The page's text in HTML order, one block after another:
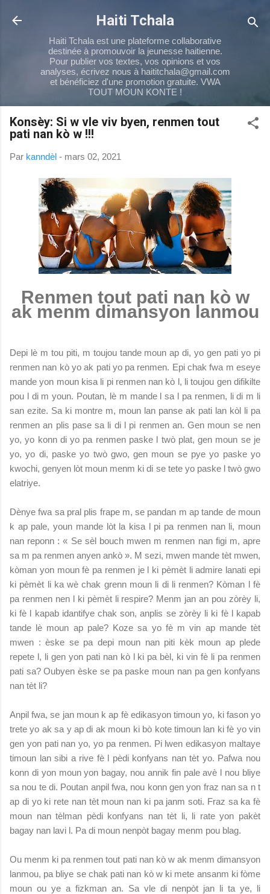
Passer au contenu principal
Haiti Tchala
Haiti Tchala est une plateforme collaborative
destinée à promouvoir la jeunesse haitienne.
Pour publier vos textes, vos opinions et vos
analyses, écrivez nous à haititchala@gmail.com
et bénéficiez d'une promotion gratuite. VWA
TOUT MOUN KONTE !
Konsèy: Si w vle viv byen, renmen tout
pati nan kò w !!!
Par kanndèl - mars 02, 2021
Renmen tout pati nan kò w
ak menm dimansyon lanmou
Depi lè m tou piti, m toujou tande moun ap di, yo gen pati yo pi
renmen nan kò yo ak pati yo pa renmen. Epi chak fwa m eseye
mande yon moun kisa li pi renmen nan kò l, li toujou gen difikilte
pou l di m youn. Poutan, lè m mande l sa l pa renmen, li di m li
san ezite. Sa ki montre m, moun lan panse ak pati lan kòl li pa
renmen an plis pase sa li di l pi renmen an. Gen moun se nen
yo, yo konn di yo pa renmen paske l twò plat, gen moun se je
yo, yo di, paske yo twò gwo, gen moun se pye yo paske yo
kwochi, genyen lòt moun menm ki di se tete yo paske l twò gwo
elatriye.
Dènye fwa sa pral plis frape m, se pandan m ap tande de moun
k ap pale, youn mande lòt la kisa l pi pa renmen nan li, moun
nan reponn : « Se sèl bouch mwen m renmen nan figi m, apre
sa m pa renmen anyen ankò ». M sezi, mwen mande tèt mwen,
kòman yon moun fè pa renmen je l ki pèmèt li admire lanati epi
ki pèmèt li ka wè chak grenn moun li di li renmen? Kòman l fè
pa renmen nen l ki pèmèt li respire? Menm jan an pou zòrèy li,
ki fè l kapab idantifye chak son, anplis se zòrèy li ki fè l kapab
tande lè moun ap pale? Koze sa yo fè m vin ap mande tèt
mwen : èske se pa depi moun nan piti kèk moun ap plede
repete l, li gen yon pati nan kò l ki pa bèl, ki vin fè li pa renmen
pati sa? Oubyen èske se pa paske moun nan pa gen konfyans
nan tèt li?
Anpil fwa, se jan moun k ap fè edikasyon timoun yo, ki fason yo
trete yo ak sa y ap di ak moun ki bò kote timoun lan ki fè yo vin
gen yon pati nan yo, yo pa renmen. Pi lwen edikasyon maltaye
timoun lan sibi a rive fè l pèdi konfyans nan tèt yo. Pafwa nou
konn di yon moun yon bagay, nou annik fin pale avè l nou bliye
sa nou te di. Poutan anpil fwa, nou konn gen yon fraz nan sa n t
ap di yo ki rete nan tèt moun nan ki pa janm soti. Fraz sa ka fè
moun nan tèlman pèdi konfyans nan tèt li, li rate yon pakèt
bagay nan lavi l. Pa di moun nenpòt bagay menm pou blag.
Ou menm ki pa renmen tout pati nan kò w ak menm dimansyon
lanmou, pa bliye se chak pati nan kò w ki mete ansanm ki fòme
moun ou ye a fizkman an. Sa vle di nenpòt jan li ta ye, li